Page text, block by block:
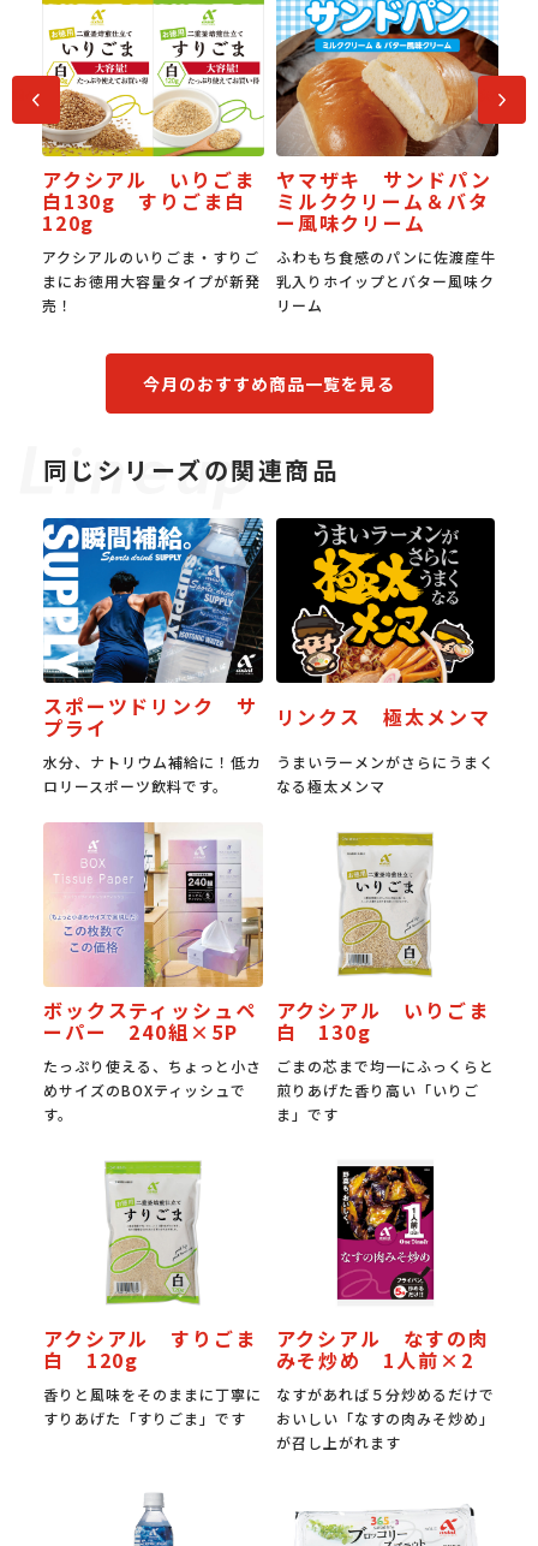
前へ
アル いりごま
すりごま白
ルのいりごま・すりご
用大容量タイプが新発
ヤマザキ サンドパン
ミルククリーム＆バタ
ー風味クリーム
ふわもち食感のパンに佐渡産牛
乳入りホイップとバター風味ク
JAPAN餃
受賞スタ
国産豚肉の旨
み。0.6㎜の超
次へ
今月のおすすめ商品一覧を見る
同じシリーズの関連商品
スポーツドリンク サ
プライ
水分、ナトリウム補給に！低カ
ロリースポーツ飲料です。
リンクス 極太メンマ
うまいラーメンがさらにうまく
なる極太メンマ
ボックスティッシュペ
ーパー 240組×5P
たっぷり使える、ちょっと小さ
めサイズのBOXティッシュで
す。
アクシアル いりごま
白 130g
ごまの芯まで均一にふっくらと
煎りあげた香り高い「いりご
ま」です
アクシアル すりごま
白 120g
香りと風味をそのままに丁寧に
すりあげた「すりごま」です
アクシアル なすの肉
みそ炒め 1人前×2
なすがあれば５分炒めるだけで
おいしい「なすの肉みそ炒め」
が召し上がれます